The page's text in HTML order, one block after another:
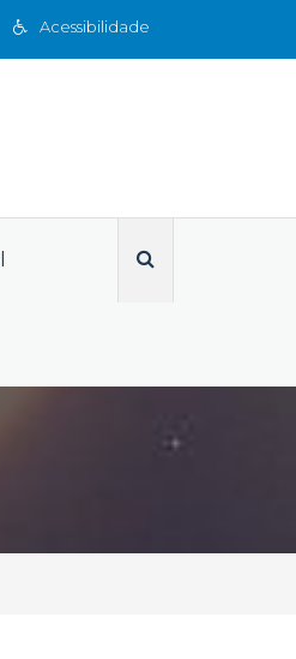
Acessibilidade